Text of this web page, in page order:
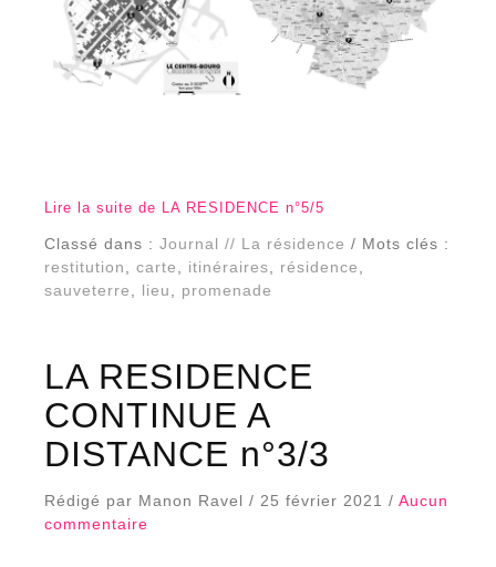
Lire la suite de LA RESIDENCE n°5/5
Classé dans : Journal // La résidence / Mots clés :
restitution
carte itinéraires résidence
sauveterre
lieu promenade
LA RESIDENCE
CONTINUE A
DISTANCE n°3/3
Rédigé par Manon Ravel / 25 février 2021 / Aucun
commentaire